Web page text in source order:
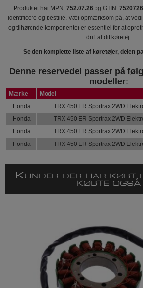
Produktet har MPN: 752.07.26 og GTIN: 7520726
identificere og bestille. Vær opmærksom på, at
og tilhørende komponenter er essentiel for at
drift af dit køretøj.
Se den komplette liste af køretøjer, delen
Denne reservedel passer på
modeller:
Mærke Model
Honda
TRX 450 ER Sportrax 2WD
Honda
TRX 450 ER Sportrax 2WD
Honda
TRX 450 ER Sportrax 2WD
Honda
TRX 450 ER Sportrax 2WD
KUNDER DER HAR KØBT
KØBTE OGSÅ